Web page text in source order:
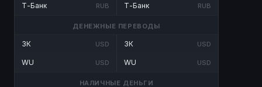
Т-Банк RUB Т-Банк RUB
ДЕНЕЖНЫЕ ПЕРЕВОДЫ
ЗК USD
WU USD
ЗК USD
WU USD
НАЛИЧНЫЕ ДЕНЬГИ